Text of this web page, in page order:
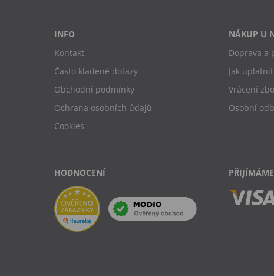
INFO
Kontakt
Často kladené dotazy
Obchodní podmínky
Ochrana osobních údajů
Cookies
NÁKUP U
Doprava a
Jak
Vrácení
Osobní
HODNOCENÍ PŘIJÍMÁME